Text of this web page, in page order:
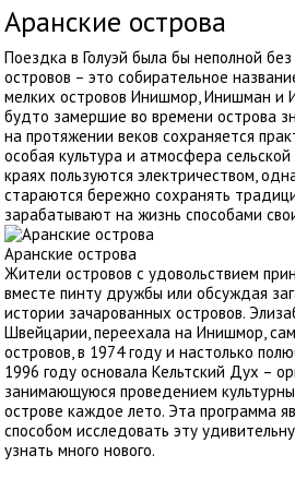
Аранские острова
Поездка в Голуэй была бы неполной
островов – это собирательное
мелких островов Инишмор, Инишман и
будто замершие во времени острова
на протяжении веков сохраняется
особая культура и атмосфера
краях пользуются электричеством,
стараются бережно сохранять
зарабатывают на жизнь способами
Аранские острова
Жители островов с удовольствием
вместе пинту дружбы или обсуждая
истории зачарованных островов.
Швейцарии, переехала на Инишмор,
островов, в 1974 году и настолько
1996 году основала Кельтский Дух –
занимающуюся проведением
острове каждое лето. Эта программа
способом исследовать эту
узнать много нового.